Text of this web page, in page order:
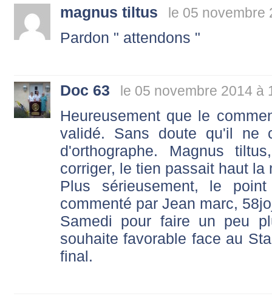
magnus tiltus le 05 novembre
Pardon " attendons "
Doc 63 le 05 novembre 2014 à
Heureusement que le
validé. Sans doute qu'il ne
d'orthographe. Magnus
corriger, le tien passait haut la
Plus sérieusement, le
commenté par Jean marc,
Samedi pour faire un peu
souhaite favorable face au
final.